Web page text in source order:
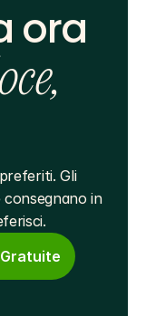
ora
Gli
in